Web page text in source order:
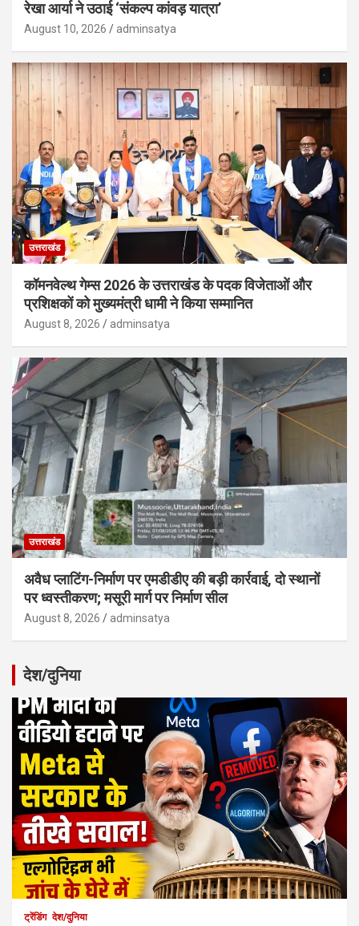
रेखा आर्या ने उठाई ‘संकल्प कांवड़ यात्रा’
August 10, 2026 adminsatya
उत्तराखंड
कॉमनवेल्थ गेम्स 2026 के उत्तराखंड के पदक विजेताओं और
प्रशिक्षकों को मुख्यमंत्री धामी ने किया सम्मानित
August 8, 2026 adminsatya
उत्तराखंड
अवैध प्लाटिंग-निर्माण पर एमडीडीए की बड़ी कार्रवाई, दो स्थानों
पर ध्वस्तीकरण; मसूरी मार्ग पर निर्माण सील
August 8, 2026 adminsatya
देश/दुनिया
ट्रेंडिंग देश/दुनिया